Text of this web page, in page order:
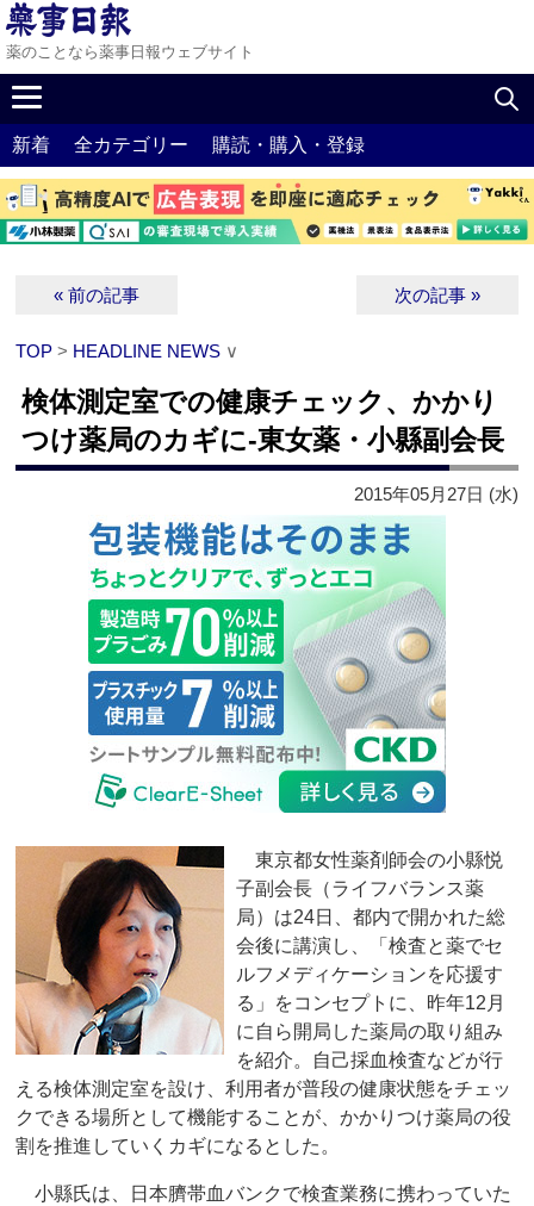
薬のことなら薬事日報ウェブサイト
新着 全カテゴリー 購読・購入・登録
« 前の記事 次の記事 »
TOP > HEADLINE NEWS ∨
検体測定室での健康チェック、かかり
つけ薬局のカギに‐東女薬・小縣副会長
2015年05月27日 (水)
東京都女性薬剤師会の小縣悦
子副会長（ライフバランス薬
局）は24日、都内で開かれた総
会後に講演し、「検査と薬でセ
ルフメディケーションを応援す
る」をコンセプトに、昨年12月
に自ら開局した薬局の取り組み
を紹介。自己採血検査などが行
える検体測定室を設け、利用者が普段の健康状態をチェッ
クできる場所として機能することが、かかりつけ薬局の役
割を推進していくカギになるとした。
小縣氏は、日本臍帯血バンクで検査業務に携わっていた